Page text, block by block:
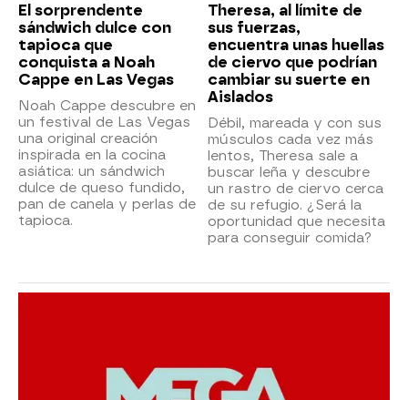
El sorprendente
sándwich dulce con
tapioca que
conquista a Noah
Cappe en Las Vegas
Noah Cappe descubre en
un festival de Las Vegas
una original creación
inspirada en la cocina
asiática: un sándwich
dulce de queso fundido,
pan de canela y perlas de
tapioca.
Theresa, al límite de
sus fuerzas,
encuentra unas huellas
de ciervo que podrían
cambiar su suerte en
Aislados
Débil, mareada y con sus
músculos cada vez más
lentos, Theresa sale a
buscar leña y descubre
un rastro de ciervo cerca
de su refugio. ¿Será la
oportunidad que necesita
para conseguir comida?